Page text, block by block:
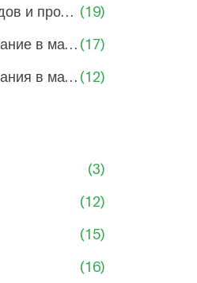
развития заводов и промышленности (19)
3D-моделирование в машиностроении (17)
3D-моделирования в машиностроении (12)
(3)
(12)
(15)
(16)